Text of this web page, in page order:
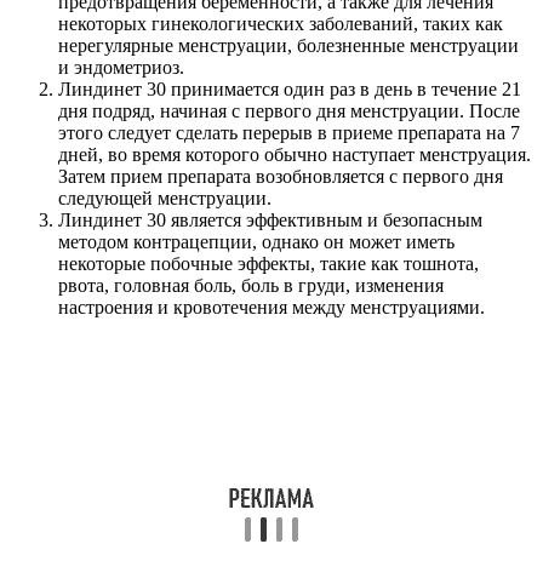
некоторых гинекологических заболеваний, таких как
нерегулярные менструации, болезненные менструации
и эндометриоз.
Линдинет 30 принимается один раз в день в течение 21
дня подряд, начиная с первого дня менструации. После
этого следует сделать перерыв в приеме препарата на 7
дней, во время которого обычно наступает менструация.
Затем прием препарата возобновляется с первого дня
следующей менструации.
Линдинет 30 является эффективным и безопасным
методом контрацепции, однако он может иметь
некоторые побочные эффекты, такие как тошнота,
рвота, головная боль, боль в груди, изменения
настроения и кровотечения между менструациями.